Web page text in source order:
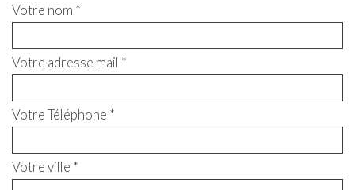
Votre nom *
Votre adresse mail *
Votre Téléphone *
Votre ville *